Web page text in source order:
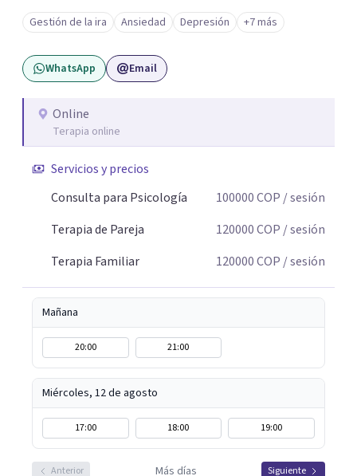
ofreciendo un espacio de escucha, comprensión y
acompañamiento terapéutico. Cada proceso terapéutico
es único. Por eso, en cada sesión se construye un espacio
seguro donde la palabra, las emociones y las experiencias
humana. A través del análisis y la reflexión conjunta,
buscamos identificar aquello que genera malestar o
historia personal, familiar o de pareja y promover
cambios que favorezcan el bienestar emocional y
comprenderse, transformarse y construir relaciones más
conscientes y saludables. Te espero para acompañarte en
Gestión de la ira Ansiedad Depresión +7 más
WhatsApp Email
Online
Terapia online
Servicios y precios
Consulta para Psicología
100000COP / sesión
Terapia de Pareja
120000COP / sesión
Terapia Familiar
120000COP / sesión
Mañana
20:00 21:00
Miércoles, 12 de agosto
17:00 18:00 19:00
Anterior Más días Siguiente